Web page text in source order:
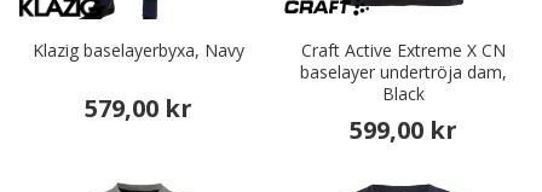
Klazig baselayerbyxa, Navy
579,00 kr
Craft Active Extreme X CN
baselayer undertröja dam,
Black
599,00 kr